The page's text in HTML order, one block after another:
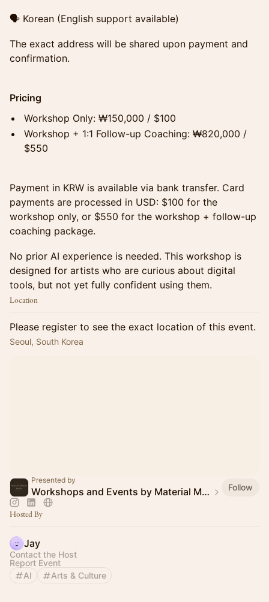
🗣 Korean (English support available)
The exact address will be shared upon payment and
confirmation.
Pricing
Workshop Only: ₩150,000 / $100
Workshop + 1:1 Follow-up Coaching: ₩820,000 /
$550
Payment in KRW is available via bank transfer. Card
payments are processed in USD: $100 for the
workshop only, or $550 for the workshop + follow-up
coaching package.
No prior AI experience is needed. This workshop is
designed for artists who are curious about digital
tools, but not yet fully confident using them.
Location
Please register to see the exact location of this event.
Seoul, South Korea
Presented by
Workshops and Events by Material Memory Studio Follow
Hosted By
Jay
Contact the Host
Report Event
AI
Arts & Culture